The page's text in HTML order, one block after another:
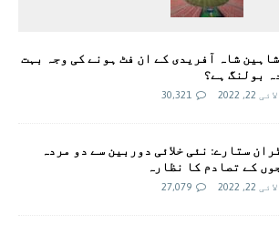
شاہ آفریدی کے ان فٹ ہونے کی وجہ بہت
بولنگ ہے؟
22, 2022
30,321
ستارے: نئی خلائی دوربین سے دو مردہ
کے تصادم کا نظارہ
22, 2022
27,079